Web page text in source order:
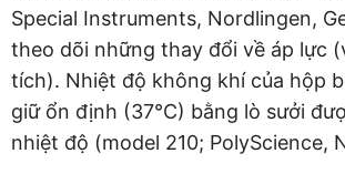
Special Instruments, Nordlingen,
theo dõi những thay đổi về áp lực
tích). Nhiệt độ không khí của hộp
giữ ổn định (37°C) bằng lò sưởi
nhiệt độ (model 210; PolyScience,